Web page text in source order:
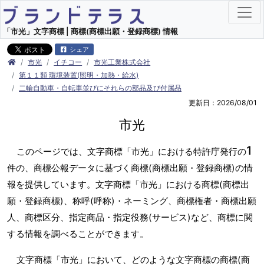
「市光」文字商標 | 商標(商標出願・登録商標) 情報
シェア
市光 イチコー
市光工業株式会社
第１１類 環境装置(照明・加熱・給水)
二輪自動車・自転車並びにそれらの部品及び付属品
更新日：2026/08/01
市光
このページでは、文字商標「市光」における特許庁発行の1
件の、商標公報データに基づく商標(商標出願・登録商標)の情
報を提供しています。文字商標「市光」における商標(商標出
願・登録商標)、称呼(呼称)・ネーミング、商標権者・商標出願
人、商標区分、指定商品・指定役務(サービス)など、商標に関
する情報を調べることができます。
文字商標「市光」において、どのような文字商標の商標(商